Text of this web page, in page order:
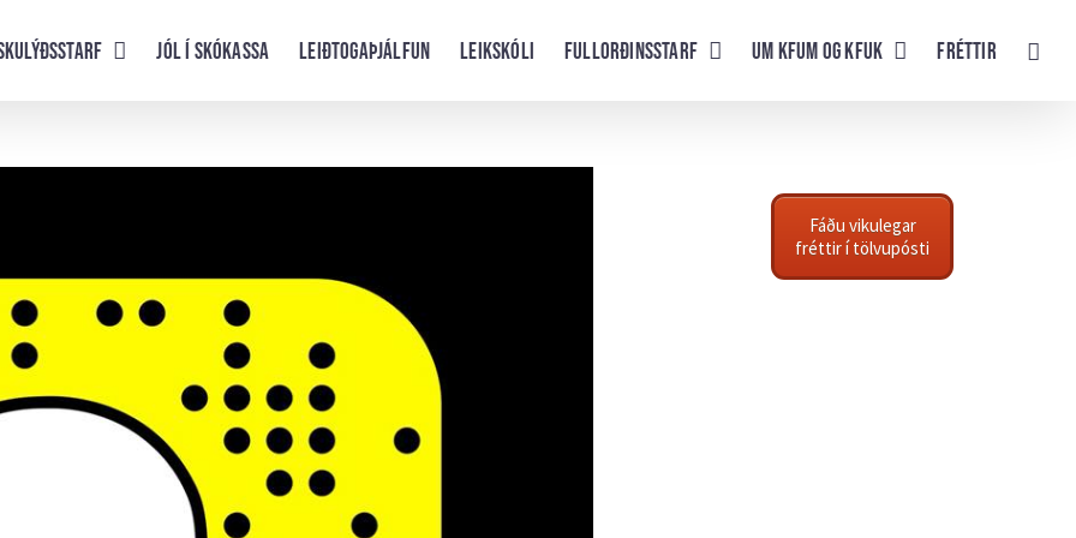
Jól í skókassa Leiðtogaþjálfun Leikskóli Fullorðinsstarf UM KFUM og KFUK Fréttir
Fáðu vikulegar
fréttir í tölvupósti